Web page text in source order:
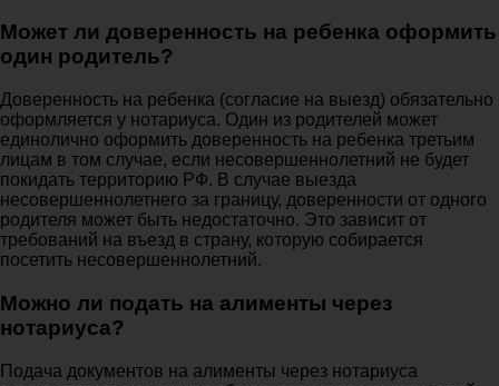
Может ли доверенность на ребенка оформить
один родитель?
Доверенность на ребенка (согласие на выезд) обязательно
оформляется у нотариуса. Один из родителей может
единолично оформить доверенность на ребенка третьим
лицам в том случае, если несовершеннолетний не будет
покидать территорию РФ. В случае выезда
несовершеннолетнего за границу, доверенности от одного
родителя может быть недостаточно. Это зависит от
требований на въезд в страну, которую собирается
посетить несовершеннолетний.
Можно ли подать на алименты через
нотариуса?
Подача документов на алименты через нотариуса